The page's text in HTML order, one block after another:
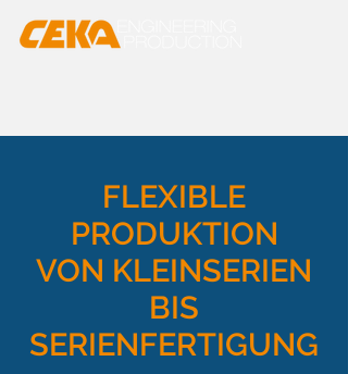
FLEXIBLE
PRODUKTION
VON KLEINSERIEN
BIS
SERIENFERTIGUNG